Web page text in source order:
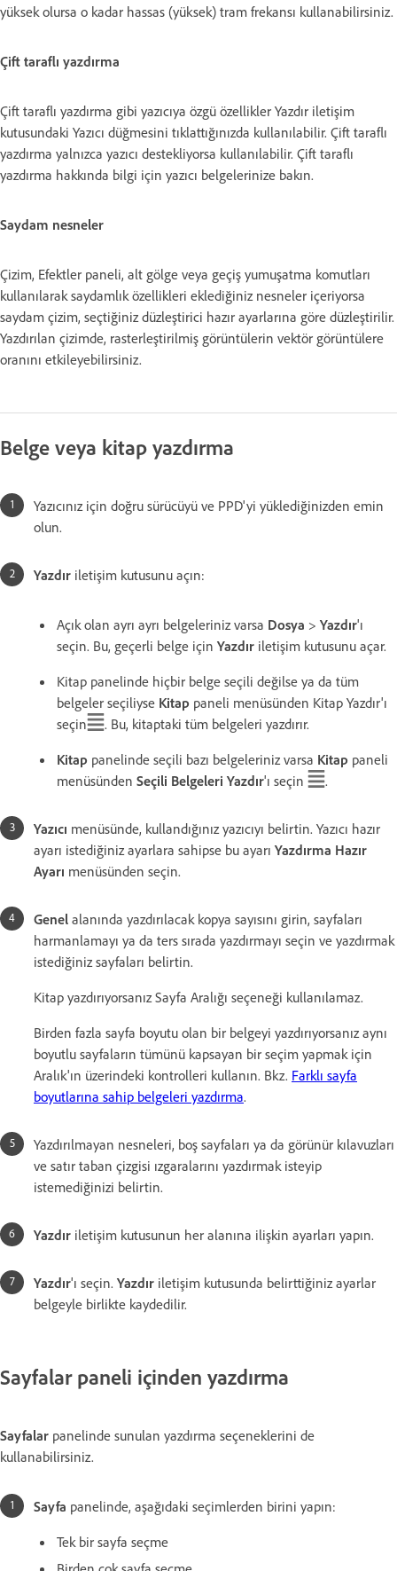
yüksek olursa o kadar hassas (yüksek) tram frekansı kullanabilirsiniz.
Çift taraflı yazdırma
Çift taraflı yazdırma gibi yazıcıya özgü özellikler Yazdır iletişim
kutusundaki Yazıcı düğmesini tıklattığınızda kullanılabilir. Çift taraflı
yazdırma yalnızca yazıcı destekliyorsa kullanılabilir. Çift taraflı
yazdırma hakkında bilgi için yazıcı belgelerinize bakın.
Saydam nesneler
Çizim, Efektler paneli, alt gölge veya geçiş yumuşatma komutları
kullanılarak saydamlık özellikleri eklediğiniz nesneler içeriyorsa
saydam çizim, seçtiğiniz düzleştirici hazır ayarlarına göre düzleştirilir.
Yazdırılan çizimde, rasterleştirilmiş görüntülerin vektör görüntülere
oranını etkileyebilirsiniz.
Belge veya kitap yazdırma
Yazıcınız için doğru sürücüyü ve PPD'yi yüklediğinizden emin
olun.
Yazdır iletişim kutusunu açın:
Açık olan ayrı ayrı belgeleriniz varsa Dosya > Yazdır'ı
seçin. Bu, geçerli belge için Yazdır iletişim kutusunu açar.
Kitap panelinde hiçbir belge seçili değilse ya da tüm
belgeler seçiliyse Kitap paneli menüsünden Kitap Yazdır'ı
seçin
. Bu, kitaptaki tüm belgeleri yazdırır.
Kitap panelinde seçili bazı belgeleriniz varsa Kitap paneli
menüsünden Seçili Belgeleri Yazdır'ı seçin .
Yazıcı menüsünde, kullandığınız yazıcıyı belirtin. Yazıcı hazır
ayarı istediğiniz ayarlara sahipse bu ayarı Yazdırma Hazır
Ayarı menüsünden seçin.
Genel alanında yazdırılacak kopya sayısını girin, sayfaları
harmanlamayı ya da ters sırada yazdırmayı seçin ve yazdırmak
istediğiniz sayfaları belirtin.
Kitap yazdırıyorsanız Sayfa Aralığı seçeneği kullanılamaz.
Birden fazla sayfa boyutu olan bir belgeyi yazdırıyorsanız aynı
boyutlu sayfaların tümünü kapsayan bir seçim yapmak için
Aralık'ın üzerindeki kontrolleri kullanın. Bkz. Farklı sayfa
boyutlarına sahip belgeleri yazdırma.
Yazdırılmayan nesneleri, boş sayfaları ya da görünür kılavuzları
ve satır taban çizgisi ızgaralarını yazdırmak isteyip
istemediğinizi belirtin.
Yazdır iletişim kutusunun her alanına ilişkin ayarları yapın.
Yazdır'ı seçin. Yazdır iletişim kutusunda belirttiğiniz ayarlar
belgeyle birlikte kaydedilir.
Sayfalar paneli içinden yazdırma
Sayfalar panelinde sunulan yazdırma seçeneklerini de
kullanabilirsiniz.
Sayfa panelinde, aşağıdaki seçimlerden birini yapın:
Tek bir sayfa seçme